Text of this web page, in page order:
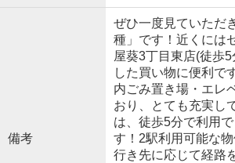
備考
ぜひ一度見ていただ
種」です！近くには
屋葵3丁目東店(徒歩
した買い物に便利で
内ごみ置き場・エレ
おり、とても充実し
は、徒歩5分で利用
す！2駅利用可能な
行き先に応じて経路